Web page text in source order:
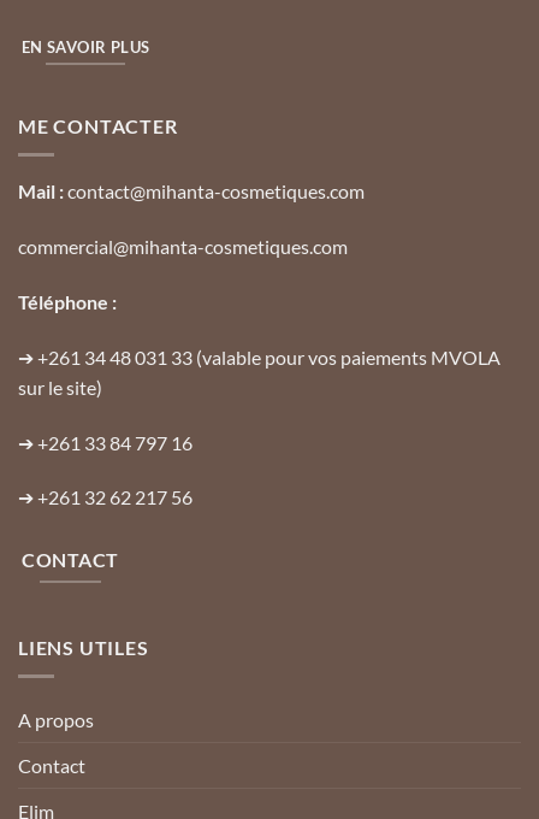
EN SAVOIR PLUS
ME CONTACTER
Mail :contact@mihanta-cosmetiques.com
commercial@mihanta-cosmetiques.com
Téléphone :
➔+261 34 48 031 33 (valable pour vos paiements MVOLA
sur le site)
➔+261 33 84 797 16
➔+261 32 62 217 56
CONTACT
LIENS UTILES
A propos
Contact
Elim